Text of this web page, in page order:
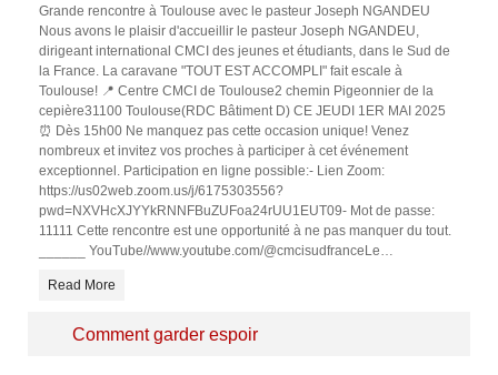
Grande rencontre à Toulouse avec le pasteur Joseph NGANDEU
Nous avons le plaisir d'accueillir le pasteur Joseph NGANDEU,
dirigeant international CMCI des jeunes et étudiants, dans le Sud de
la France. La caravane "TOUT EST ACCOMPLI" fait escale à
Toulouse! 📍 Centre CMCI de Toulouse2 chemin Pigeonnier de la
cepière31100 Toulouse(RDC Bâtiment D) CE JEUDI 1ER MAI 2025
⏰ Dès 15h00 Ne manquez pas cette occasion unique! Venez
nombreux et invitez vos proches à participer à cet événement
exceptionnel. Participation en ligne possible:- Lien Zoom:
https://us02web.zoom.us/j/6175303556?
pwd=NXVHcXJYYkRNNFBuZUFoa24rUU1EUT09- Mot de passe:
11111 Cette rencontre est une opportunité à ne pas manquer du tout.
______ YouTube//www.youtube.com/@cmcisudfranceLe…
Read More
Comment garder espoir